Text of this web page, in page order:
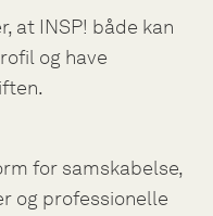
at INSP! både kan
og have
for samskabelse,
og professionelle